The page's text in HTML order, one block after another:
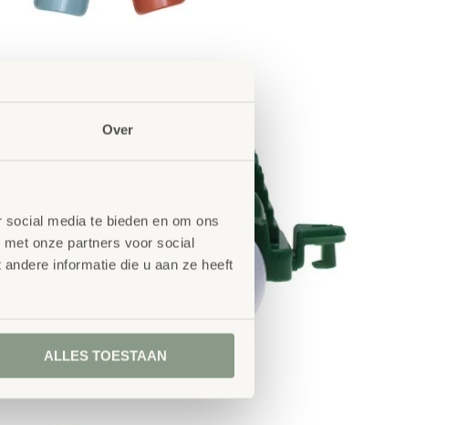
Over
media te bieden en om ons
onze partners voor social
informatie die u aan ze heeft
ALLES TOESTAAN